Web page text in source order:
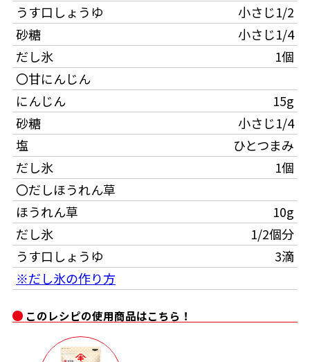
サッと鍋®
楽チン屋®
かつお節レシピ
めんつゆレシピ
割烹白だしレシピ
レシピ特設サイト
割烹白だしレシピ特集
だし巻き卵特集
かつおだしが決め手！簡単茶碗蒸し
だしコミュ
このレシピの使用商品はこちら！
うす口しょうゆ
小さじ1/2
砂糖
小さじ1/4
だし氷
1個
〇甘にんじん
にんじん
15g
砂糖
小さじ1/4
塩
ひとつまみ
だし氷
1個
〇だしほうれん草
ほうれん草
10g
だし氷
1/2個分
うす口しょうゆ
3滴
※だし氷の作り方